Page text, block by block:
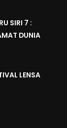
SIRI 7 :
DUNIA
LENSA